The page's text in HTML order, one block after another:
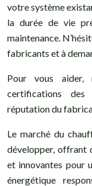
votre système
la durée de vie
maintenance.
fabricants et à
Pour vous aider,
certifications
réputation du
Le marché du
développer, offrant
et innovantes pour
énergétique